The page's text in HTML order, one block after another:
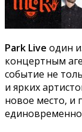
Park Live один
концертным
событие не
и ярких
новое место, и